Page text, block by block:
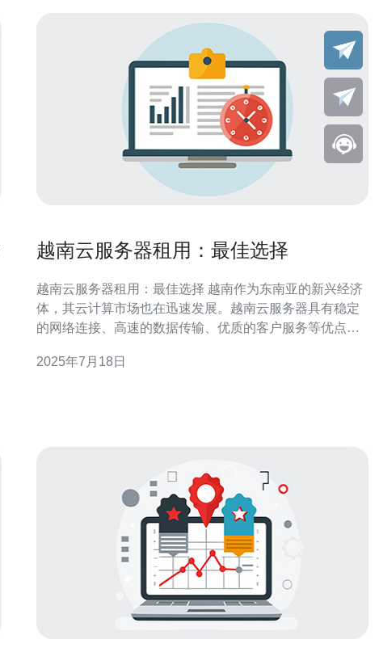
越南云服务器租用：最佳选择
越南云服务器租用：最佳选择 越南作为东南亚的新兴经济
体，其云计算市场也在迅速发展。越南云服务器具有稳定
的网络连接、高速的数据传输、优质的客户服务等优点，
提供商通常有完善的数据中心设施，保障服务器的稳定性
2025年7月18日